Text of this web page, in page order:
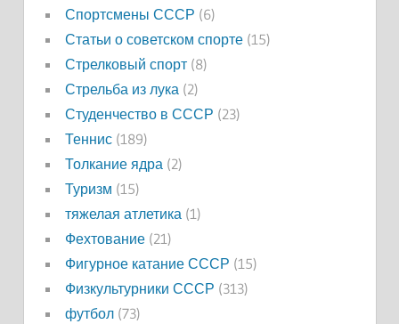
Спортсмены СССР (6)
Статьи о советском спорте(15)
Стрелковый спорт(8)
Стрельба из лука(2)
Студенчество в СССР (23)
Теннис(189)
Толкание ядра(2)
Туризм (15)
тяжелая атлетика(1)
Фехтование(21)
Фигурное катание СССР (15)
Физкультурники СССР (313)
футбол(73)